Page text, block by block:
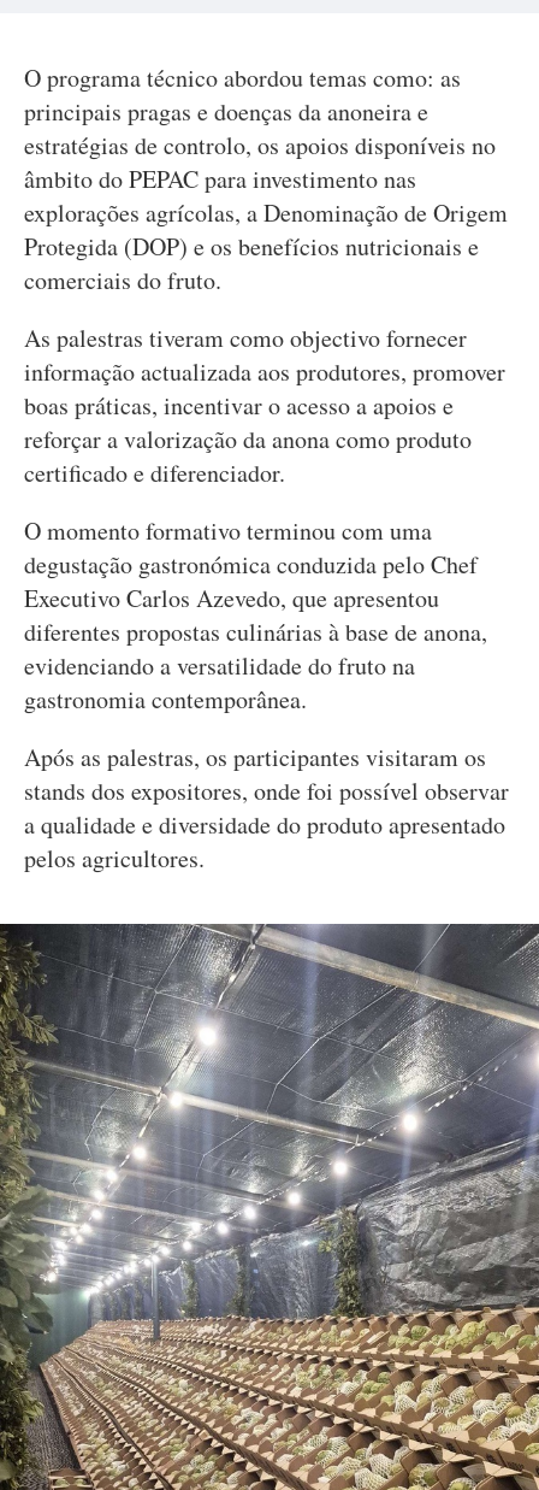
O programa técnico abordou temas como: as
principais pragas e doenças da anoneira e
estratégias de controlo, os apoios disponíveis no
âmbito do PEPAC para investimento nas
explorações agrícolas, a Denominação de Origem
Protegida (DOP) e os benefícios nutricionais e
comerciais do fruto.
As palestras tiveram como objectivo fornecer
informação actualizada aos produtores, promover
boas práticas, incentivar o acesso a apoios e
reforçar a valorização da anona como produto
certificado e diferenciador.
O momento formativo terminou com uma
degustação gastronómica conduzida pelo Chef
Executivo Carlos Azevedo, que apresentou
diferentes propostas culinárias à base de anona,
evidenciando a versatilidade do fruto na
gastronomia contemporânea.
Após as palestras, os participantes visitaram os
stands dos expositores, onde foi possível observar
a qualidade e diversidade do produto apresentado
pelos agricultores.